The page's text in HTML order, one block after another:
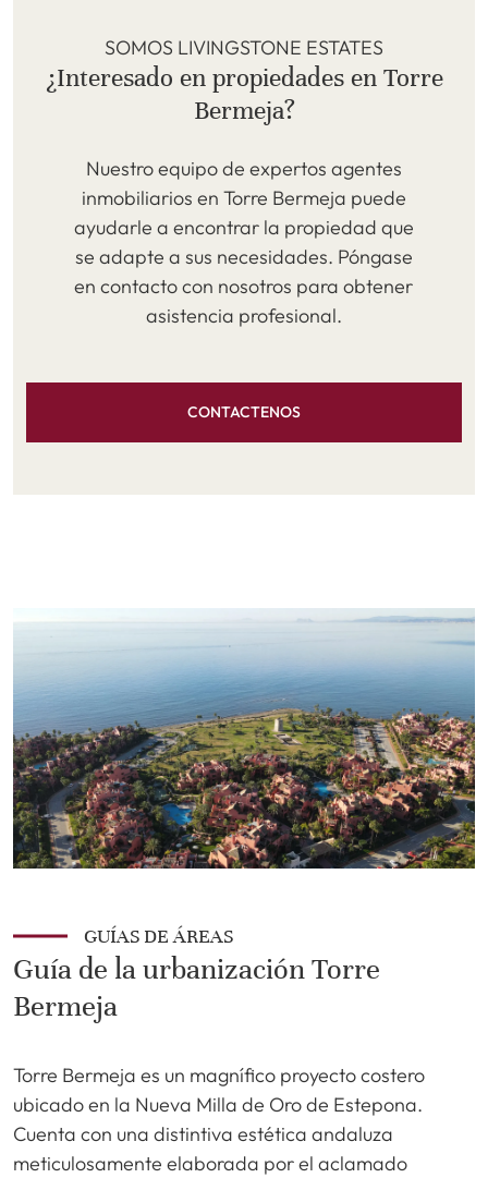
SOMOS LIVINGSTONE ESTATES
¿Interesado en propiedades en Torre
Bermeja?
Nuestro equipo de expertos agentes
inmobiliarios en Torre Bermeja puede
ayudarle a encontrar la propiedad que
se adapte a sus necesidades. Póngase
en contacto con nosotros para obtener
asistencia profesional.
CONTACTENOS
GUÍAS DE ÁREAS
Guía de la urbanización Torre
Bermeja
Torre Bermeja es un magnífico proyecto costero
ubicado en la Nueva Milla de Oro de Estepona.
Cuenta con una distintiva estética andaluza
meticulosamente elaborada por el aclamado